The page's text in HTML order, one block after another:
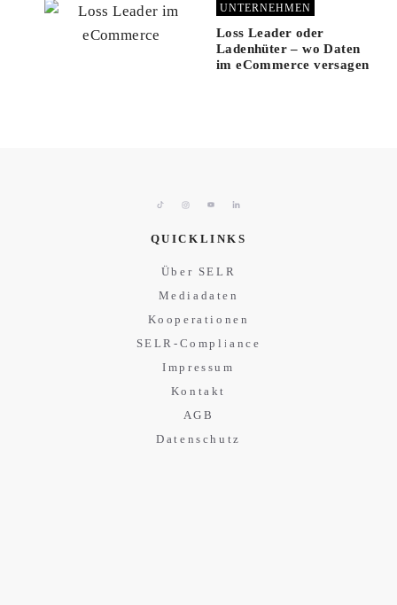
UNTERNEHMEN
Loss Leader oder
Ladenhüter – wo Daten
im eCommerce versagen
QUICKLINKS
Über SELR
Mediadaten
Kooperationen
SELR-Compliance
Impressum
Kontakt
AGB
Datenschutz